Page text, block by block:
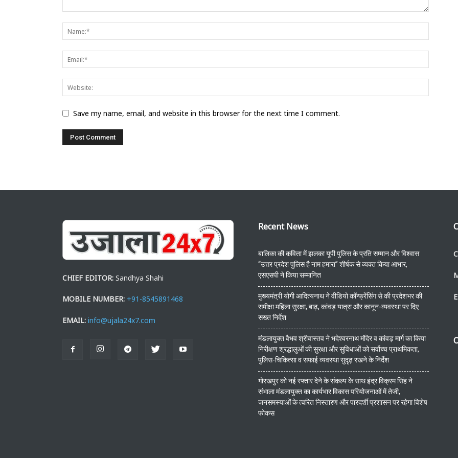
Save my name, email, and website in this browser for the next time I comment.
CHIEF EDITOR: Sandhya Shahi
MOBILE NUMBER: +91-8545891468
EMAIL: info@ujala24x7.com
Recent News
बालिका की कविता में झलका यूपी पुलिस के प्रति सम्मान और विश्वास
“उत्तर प्रदेश पुलिस है नाम हमारा” शीर्षक से व्यक्त किया आभार,
एसएसपी ने किया सम्मानित
मुख्यमंत्री योगी आदित्यनाथ ने वीडियो कॉन्फ्रेंसिंग से की प्रदेशभर की
समीक्षा महिला सुरक्षा, बाढ़, कांवड़ यात्रा और कानून-व्यवस्था पर दिए
सख्त निर्देश
मंडलायुक्त वैभव श्रीवास्तव ने भदेश्वरनाथ मंदिर व कांवड़ मार्ग का किया
निरीक्षण श्रद्धालुओं की सुरक्षा और सुविधाओं को सर्वोच्च प्राथमिकता,
पुलिस-चिकित्सा व सफाई व्यवस्था सुदृढ़ रखने के निर्देश
गोरखपुर को नई रफ्तार देने के संकल्प के साथ इंद्र विक्रम सिंह ने
संभाला मंडलायुक्त का कार्यभार विकास परियोजनाओं में तेजी,
जनसमस्याओं के त्वरित निस्तारण और पारदर्शी प्रशासन पर रहेगा विशेष
फोकस